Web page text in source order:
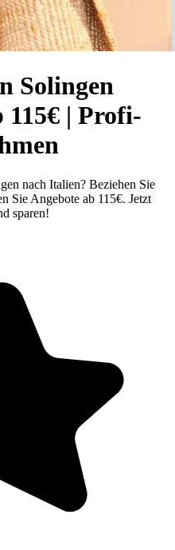
Solingen
| Profi-
nach Italien? Beziehen Sie
Sie Angebote ab 115€. Jetzt
sparen!